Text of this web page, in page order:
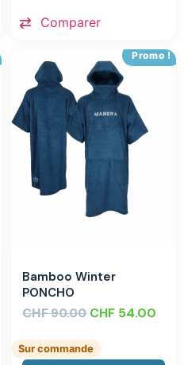
Comparer
Promo !
Bamboo Winter
PONCHO
CHF90.00 CHF 54.00
Sur commande